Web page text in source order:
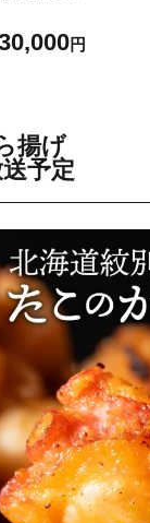
円
揚げ
予定